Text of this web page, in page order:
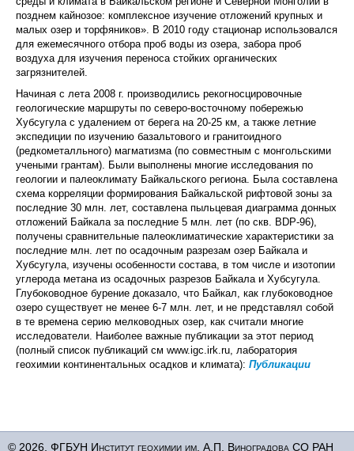
позднем кайнозое: комплексное изучение отложений крупных и
малых озер и торфяников». В 2010 году стационар использовался
для ежемесячного отбора проб воды из озера, забора проб
воздуха для изучения переноса стойких органических
загрязнителей.
Начиная с лета 2008 г. производились рекогносцировочные
геологические маршруты по северо-восточному побережью
Хубсугула с удалением от берега на 20-25 км, а также летние
экспедиции по изучению базальтового и гранитоидного
(редкометалльного) магматизма (по совместным с монгольскими
учеными грантам). Были выполнены многие исследования по
геологии и палеоклимату Байкальского региона. Была составлена
схема корреляции формирования Байкальской рифтовой зоны за
последние 30 млн. лет, составлена пыльцевая диаграмма донных
отложений Байкала за последние 5 млн. лет (по скв. BDP-96),
получены сравнительные палеоклиматические характеристики за
последние млн. лет по осадочным разрезам озер Байкала и
Хубсугула, изучены особенности состава, в том числе и изотопии
углерода метана из осадочных разрезов Байкала и Хубсугула.
Глубоководное бурение доказало, что Байкал, как глубоководное
озеро существует не менее 6-7 млн. лет, и не представлял собой
в те времена серию мелководных озер, как считали многие
исследователи. Наиболее важные публикации за этот период
(полный список публикаций см www.igc.irk.ru, лаборатория
геохимии континентальных осадков и климата): Публикации
© 2026, ФГБУН Институт геохимии им. А.П. Виноградова СО РАН